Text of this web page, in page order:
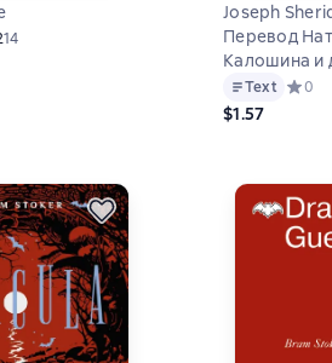
рейтинг 4,2 на основе 14 оценок
14
Joseph
Перевод
Калошина и
Text 0
$1.57